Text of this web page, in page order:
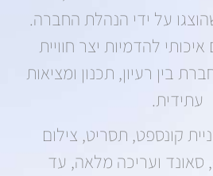
על ידי הנהלת החברה.
להדמיות יצר חוויית
בין רעיון, תכנון ומציאות
עתידית.
קונספט, תסריט, צילום
סאונד ועריכה מלאה, עד